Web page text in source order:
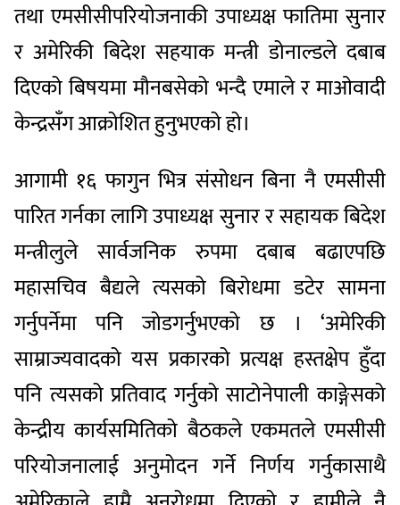
तथा एमसीसीपरियोजनाकी उपाध्यक्ष फातिमा सुनार
र अमेरिकी बिदेश सहयाक मन्त्री डोनाल्डले दबाब
दिएकोबिषयमामौनबसेको भन्दैएमालेरमाओवादी
केन्द्रसँगआक्रोशितहुनुभएकोहो।
आगामी १६ फागुन भित्र संसोधन बिना नै एमसीसी
पारितगर्नकालागिउपाध्यक्षसुनाररसहायकबिदेश
मन्त्रीलुले सार्वजनिक रुपमा दबाब बढाएपछि
महासचिव बैद्यले त्यसको बिरोधमा डटेर सामना
गर्नुपर्नेमा पनि जोडगर्नुभएको छ । ‘अमेरिकी
साम्राज्यवादको यस प्रकारको प्रत्यक्ष हस्तक्षेप हुँदा
पनि त्यसको प्रतिवाद गर्नुको साटोनेपाली काङ्गेसको
केन्द्रीय कार्यसमितिको बैठकले एकमतले एमसीसी
परियोजनालाई अनुमोदन गर्ने निर्णय गर्नुकासाथै